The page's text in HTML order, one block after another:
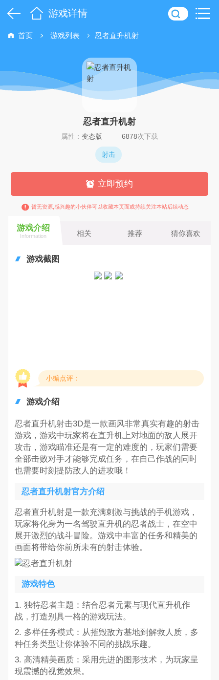
游戏详情
首页 游戏列表 忍者直升机射
忍者直升机射
属性： 变态版 6878次下载
射击
立即预约
暂无资源,感兴趣的小伙伴可以收藏本页面或持续关注本站后续动态
游戏介绍
Information 相关 推荐 猜你喜欢
游戏截图
小编点评：
游戏介绍
忍者直升机射击3D是一款画风非常真实有趣的射击
游戏，游戏中玩家将在直升机上对地面的敌人展开
攻击，游戏瞄准还是有一定的难度的，玩家们需要
全部击败对手才能够完成任务，在自己作战的同时
也需要时刻提防敌人的进攻哦！
忍者直升机射官方介绍
忍者直升机射是一款充满刺激与挑战的手机游戏，
玩家将化身为一名驾驶直升机的忍者战士，在空中
展开激烈的战斗冒险。游戏中丰富的任务和精美的
画面将带给你前所未有的射击体验。
游戏特色
1. 独特忍者主题：结合忍者元素与现代直升机作
战，打造别具一格的游戏玩法。
2. 多样任务模式：从摧毁敌方基地到解救人质，多
种任务类型让你体验不同的挑战乐趣。
3. 高清精美画质：采用先进的图形技术，为玩家呈
现震撼的视觉效果。